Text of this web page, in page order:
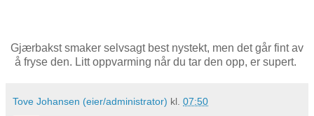
Gjærbakst smaker selvsagt best nystekt, men det går fint av
å fryse den. Litt oppvarming når du tar den opp, er supert.
Tove Johansen (eier/administrator) kl. 07:50